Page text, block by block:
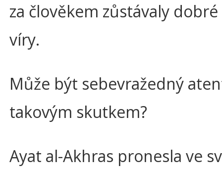
za člověkem zůstávaly
víry.
Může být sebevražedný
takovým skutkem?
Ayat al-Akhras pronesla ve